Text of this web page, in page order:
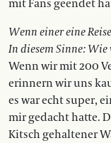
mit Fans geendet
Wenn einer eine
In diesem Sinne: Wie
Wenn wir mit 200
erinnern wir uns
es war echt super,
mir gedacht hatte.
Kitsch gehaltener